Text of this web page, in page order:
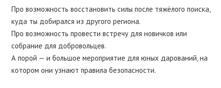
Про возможность восстановить силы после тяжёлого поиска,
куда ты добирался из другого региона.
Про возможность провести встречу для новичков или
собрание для добровольцев.
А порой — и большое мероприятие для юных дарований, на
котором они узнают правила безопасности.